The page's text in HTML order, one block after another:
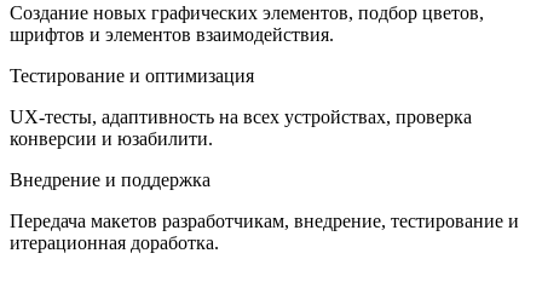
Создание новых графических элементов, подбор цветов,
шрифтов и элементов взаимодействия.
Тестирование и оптимизация
UX-тесты, адаптивность на всех устройствах, проверка
конверсии и юзабилити.
Внедрение и поддержка
Передача макетов разработчикам, внедрение, тестирование и
итерационная доработка.